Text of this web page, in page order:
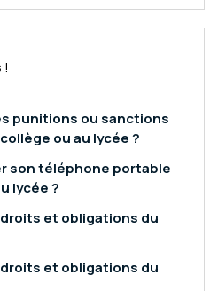
!
punitions ou sanctions
ou au lycée ?
son téléphone portable
lycée ?
et obligations du
et obligations du